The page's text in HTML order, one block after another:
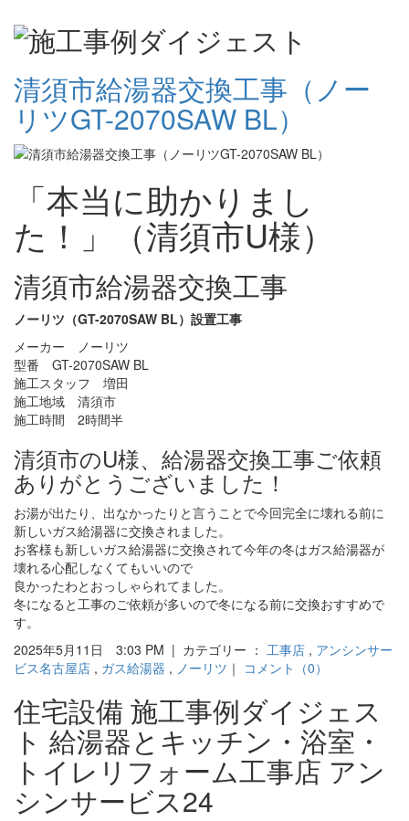
清須市給湯器交換工事（ノー
リツGT-2070SAW BL）
「本当に助かりまし
た！」（清須市U様）
清須市給湯器交換工事
ノーリツ（GT-2070SAW BL）設置工事
メーカー ノーリツ
型番 GT-2070SAW BL
施工スタッフ 増田
施工地域 清須市
施工時間 2時間半
清須市のU様、給湯器交換工事ご依頼
ありがとうございました！
お湯が出たり、出なかったりと言うことで今回完全に壊れる前に
新しいガス給湯器に交換されました。
お客様も新しいガス給湯器に交換されて今年の冬はガス給湯器が
壊れる心配しなくてもいいので
良かったわとおっしゃられてました。
冬になると工事のご依頼が多いので冬になる前に交換おすすめで
す。
2025年5月11日 3:03 PM | カテゴリー ： 工事店 , アンシンサー
ビス名古屋店 , ガス給湯器 , ノーリツ ｜ コメント（0）
住宅設備 施工事例ダイジェス
ト 給湯器とキッチン・浴室・
トイレリフォーム工事店 アン
シンサービス24